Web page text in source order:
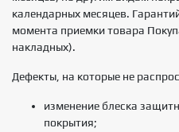
календарных месяцев.
момента приемки товара
накладных).
Дефекты, на которые не
изменение блеска
покрытия;